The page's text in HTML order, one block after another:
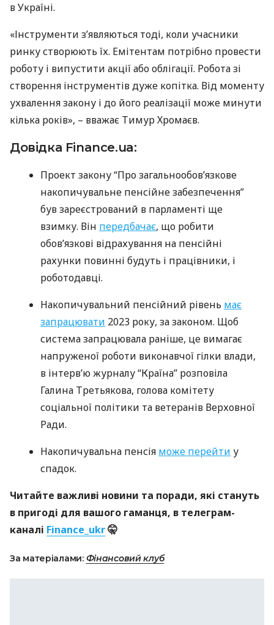
в Україні.
«Інструменти з’являються тоді, коли учасники
ринку створюють їх. Емітентам потрібно провести
роботу і випустити акції або облігації. Робота зі
створення інструментів дуже копітка. Від моменту
ухвалення закону і до його реалізації може минути
кілька років», – вважає Тимур Хромаєв.
Довідка Finance.ua:
Проект закону “Про загальнообов’язкове
накопичувальне пенсійне забезпечення”
був зареєстрований в парламенті ще
взимку. Він передбачає, що робити
обов’язкові відрахування на пенсійні
рахунки повинні будуть і працівники, і
роботодавці.
Накопичувальний пенсійний рівень має
запрацювати 2023 року, за законом. Щоб
система запрацювала раніше, це вимагає
напруженої роботи виконавчої гілки влади,
в інтерв’ю журналу “Країна” розповіла
Галина Третьякова, голова комітету
соціальної політики та ветеранів Верховної
Ради.
Накопичувальна пенсія може перейти у
спадок.
Читайте важливі новини та поради, які стануть
в пригоді для вашого гаманця, в телеграм-
каналі Finance_ukr🤫
За матеріалами: Фінансовий клуб